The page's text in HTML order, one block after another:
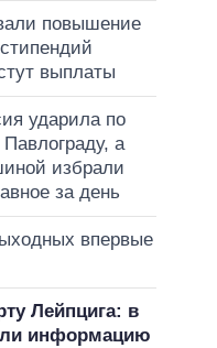
повышение
выплаты
ударила по
а
избрали
за день
впервые
Лейпцига: в
информацию